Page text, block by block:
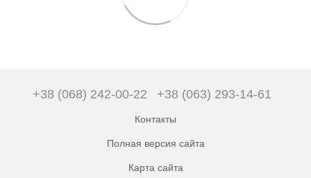
+38 (068) 242-00-22 +38 (063) 293-14-61
Контакты
Полная версия сайта
Карта сайта